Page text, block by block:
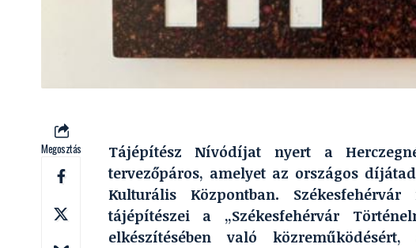
Megosztás
Tájépítész Nívódíjat nyert a
tervezőpáros, amelyet az országos
Kulturális Központban.
tájépítészei a „Székesfehérvár
elkészítésében való